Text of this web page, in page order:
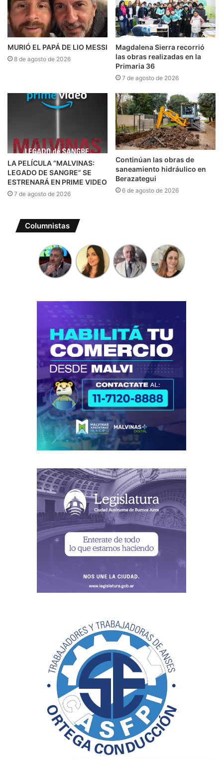
MURIÓ EL PAPÁ DE LIO MESSI
8 de agosto de 2026
Magdalena Sierra recorrió
las obras realizadas en la
Primaria 36
7 de agosto de 2026
LA PELÍCULA “MALVINAS:
LEGADO DE SANGRE” SE
ESTRENARÁ EN PRIME VIDEO
7 de agosto de 2026
Continúan las obras de
saneamiento hidráulico en
Berazategui
6 de agosto de 2026
Columnistas